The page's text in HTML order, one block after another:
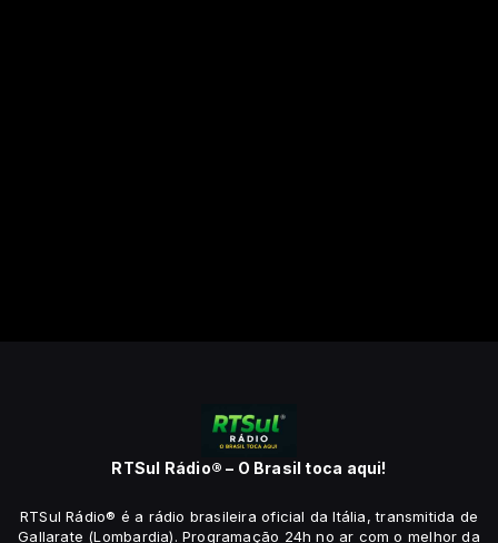
RTSul Rádio® – O Brasil toca aqui!
RTSul Rádio® é a rádio brasileira oficial da Itália, transmitida de
Gallarate (Lombardia). Programação 24h no ar com o melhor da